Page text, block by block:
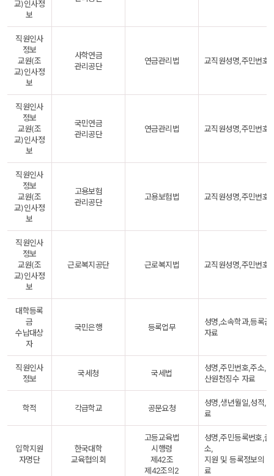
교)인사정
보
직원인사
정보
교원(조
교)인사정
보
사학연금
관리공단
연금관리법 교직원성명,주민번호,
직원인사
정보
교원(조
교)인사정
보
국민연금
관리공단
연금관리법 교직원성명,주민번호,
직원인사
정보
교원(조
교)인사정
보
고용보험
관리공단
고용보험법 교직원성명,주민번호,
직원인사
정보
교원(조
교)인사정
보
근로복지공단 근로복지법 교직원성명,주민번호,
대학등록
금
수납대상
자
국민은행 등록업무
성명,소속학과,등록
자료
직원인사
정보
국세청 국세법
성명,주민번호,주소,
산원천징수 자료
학적 각급학교 공문요청
성명,생년월일,성적,
료
입학지원
자명단
한국대학
교육협의회
고등교육법
시행령
제42조
제42조의2
성명,주민등록번호,
소,
지원 및 등록정보의
료